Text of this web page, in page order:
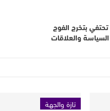
بتخرج الفوج
والعلاقات
تازة والجهة